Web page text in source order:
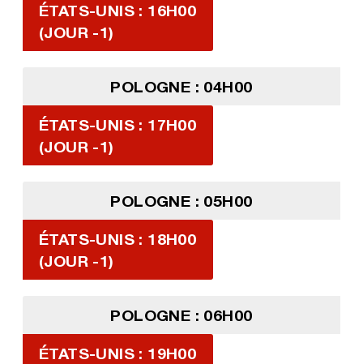
ÉTATS-UNIS : 16H00
(JOUR -1)
POLOGNE : 04H00
ÉTATS-UNIS : 17H00
(JOUR -1)
POLOGNE : 05H00
ÉTATS-UNIS : 18H00
(JOUR -1)
POLOGNE : 06H00
ÉTATS-UNIS : 19H00